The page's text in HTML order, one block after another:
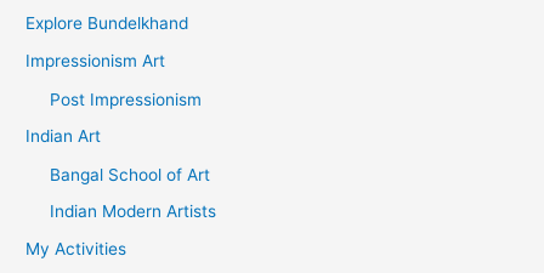
Explore Bundelkhand
Impressionism Art
Post Impressionism
Indian Art
Bangal School of Art
Indian Modern Artists
My Activities